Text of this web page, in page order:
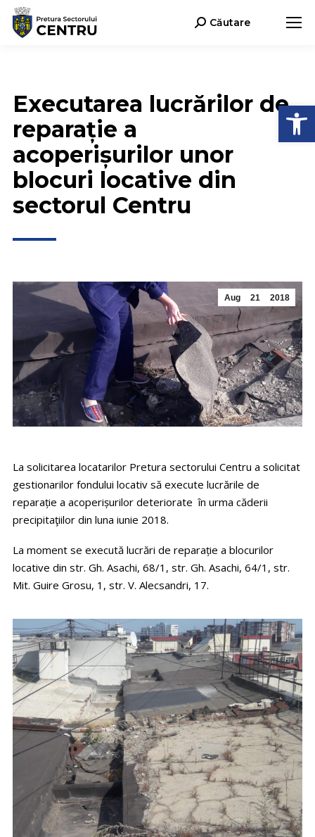
Search:Căutare
Executarea lucrărilor de
reparație a
acoperișurilor unor
blocuri locative din
sectorul Centru
Aug 21 2018
La solicitarea locatarilor Pretura sectorului Centru a solicitat
gestionarilor fondului locativ să execute lucrările de
reparație a acoperișurilor deteriorate în urma căderii
precipitaţiilor din luna iunie 2018.
La moment se execută lucrări de reparație a blocurilor
locative din str. Gh. Asachi, 68/1, str. Gh. Asachi, 64/1, str.
Mit. Guire Grosu, 1, str. V. Alecsandri, 17.